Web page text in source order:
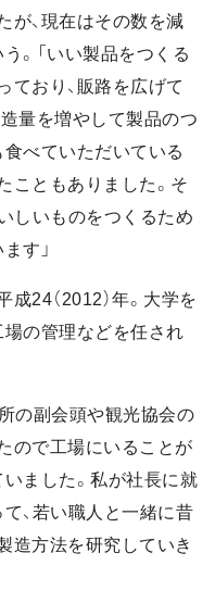
が、現在はその数を減
。「いい製品をつくる
ており、販路を広げて
量を増やして製品のつ
食べていただいている
こともありました。そ
しいものをつくるため
す」
24（2012）年。大学を
場の管理などを任され
の副会頭や観光協会の
ので工場にいることが
ました。私が社長に就
、若い職人と一緒に昔
造方法を研究していき